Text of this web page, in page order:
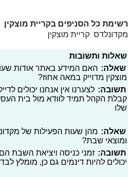
רשימת כל הסניפים בקריית מוצקין
מקדונלדס קריית מוצקין
שאלות ותשובות
שאלה: האם המידע באתר אודות
מוצקין מדוייק במאה אחוז?
תשובה: לצערנו אין אנחנו יכולים
קבלת הקהל תמיד לוודא מול בית
שלו
שאלה: מהן שעות הפעילות של
ומוצאי שבת?
תשובה: זמני כניסה ויציאת השבת
יכולים להיות דינמים גם כן, מומלץ